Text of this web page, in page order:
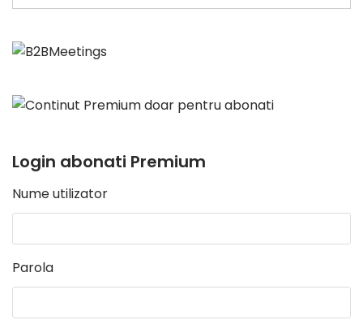
Login abonati Premium
Nume utilizator
Parola